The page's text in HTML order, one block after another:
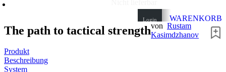
Login
WARENKORB
0ARTIKEL
0,00 €
The path to tactical strengthvon Rustam
Kasimdzhanov
Produkt
Beschreibung
System